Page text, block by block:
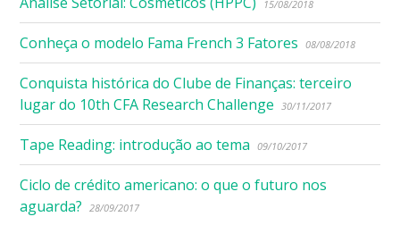
15/08/2018
Conheça o modelo Fama French 3 Fatores 08/08/2018
Conquista histórica do Clube de Finanças: terceiro
lugar do 10th CFA Research Challenge
30/11/2017
Tape Reading: introdução ao tema 09/10/2017
Ciclo de crédito americano: o que o futuro nos
aguarda?
28/09/2017